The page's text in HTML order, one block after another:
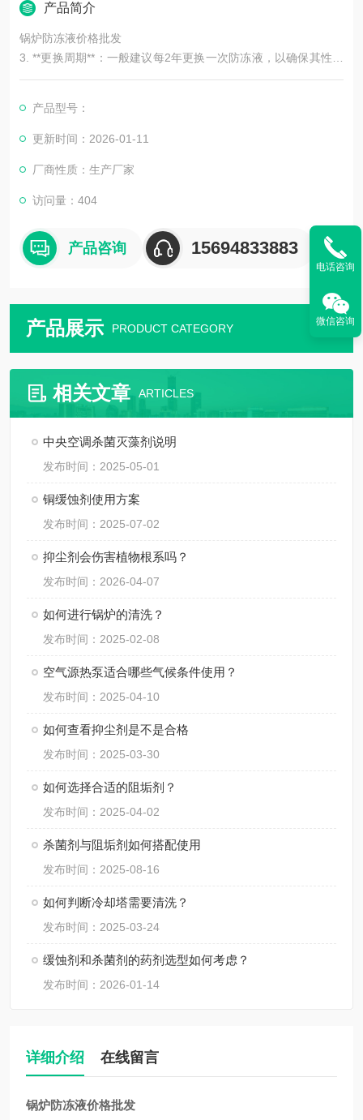
产品简介
锅炉防冻液价格批发
3. **更换周期**：一般建议每2年更换一次防冻液，以确保其性能
稳定。更换时应清洗冷却系统，避免旧液残留。
水或去离子水，避免使用自来水，以减少水垢的形成。
市场上有多款的防沸腾防冻液品牌，如加德士、蓝星、长城等。
能，能够满足不同车型和气候
产品型号：
更新时间：2026-01-11
厂商性质：生产厂家
访问量：404
产品咨询 15694833883
产品展示 PRODUCT CATEGORY
相关文章 ARTICLES
中央空调杀菌灭藻剂说明
发布时间：2025-05-01
铜缓蚀剂使用方案
发布时间：2025-07-02
抑尘剂会伤害植物根系吗？
发布时间：2026-04-07
如何进行锅炉的清洗？
发布时间：2025-02-08
空气源热泵适合哪些气候条件使用？
发布时间：2025-04-10
如何查看抑尘剂是不是合格
发布时间：2025-03-30
如何选择合适的阻垢剂？
发布时间：2025-04-02
杀菌剂与阻垢剂如何搭配使用
发布时间：2025-08-16
如何判断冷却塔需要清洗？
发布时间：2025-03-24
缓蚀剂和杀菌剂的药剂选型如何考虑？
发布时间：2026-01-14
详细介绍 在线留言
锅炉防冻液价格批发
电话咨询
微信咨询